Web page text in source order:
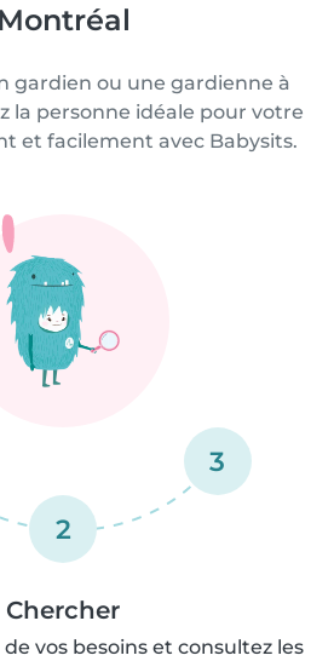
Montréal
gardien ou une gardienne à
la personne idéale pour votre
et facilement avec Babysits.
2
3
Chercher
vos besoins et consultez les